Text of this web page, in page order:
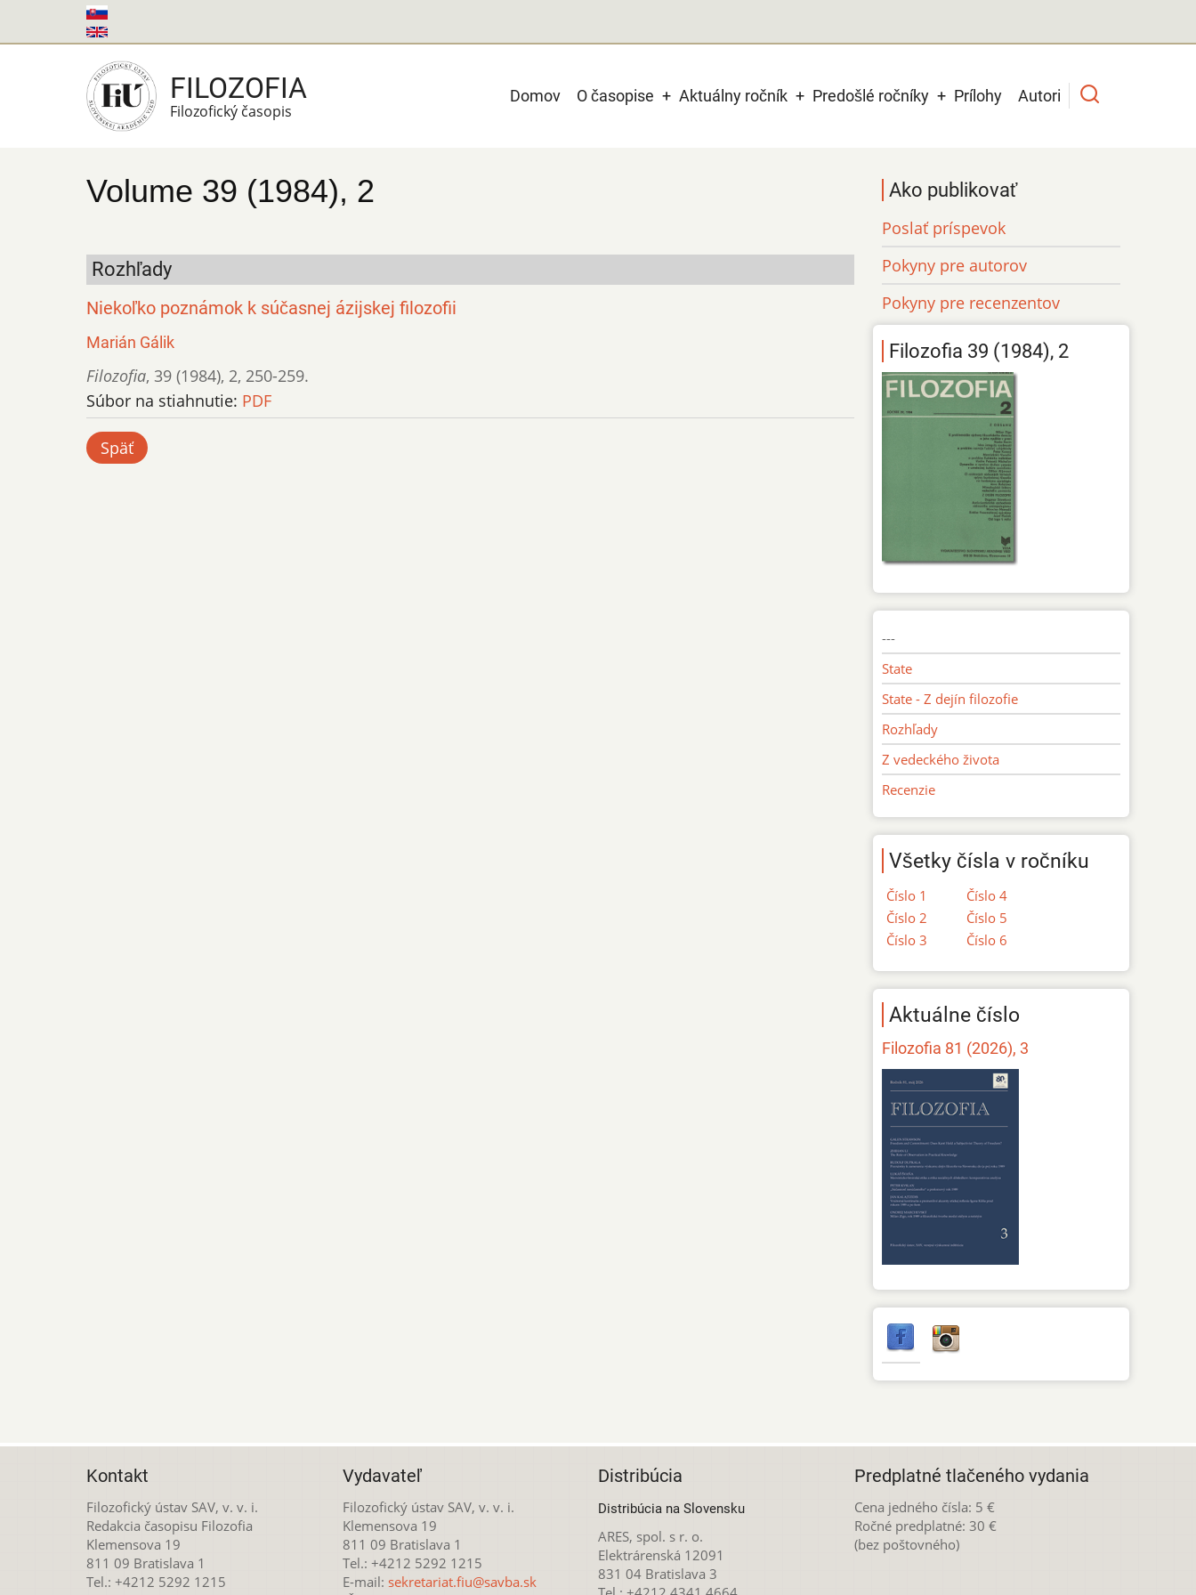
na
FILOZOFIA
Filozofický časopis
Main
Domov O časopise Aktuálny ročník Predošlé ročníky Prílohy Autori
Volume 39 (1984), 2
Rozhľady
Niekoľko poznámok k súčasnej ázijskej filozofii
Marián Gálik
Filozofia, 39 (1984), 2, 250-259.
Súbor na stiahnutie: PDF
Späť
Ako publikovať
Poslať príspevok
Pokyny pre autorov
Pokyny pre recenzentov
Filozofia 39 (1984), 2
---
State
State - Z dejín filozofie
Rozhľady
Z vedeckého života
Recenzie
Všetky čísla v ročníku
Číslo 1
Číslo 2
Číslo 3
Číslo 4
Číslo 5
Číslo 6
Aktuálne číslo
Filozofia 81 (2026), 3
Kontakt
Filozofický ústav SAV, v. v. i.
Redakcia časopisu Filozofia
Klemensova 19
811 09 Bratislava 1
Tel.: +4212 5292 1215
Vydavateľ
Filozofický ústav SAV, v. v. i.
Klemensova 19
811 09 Bratislava 1
Tel.: +4212 5292 1215
E-mail: sekretariat.fiu@savba.sk
Distribúcia
Distribúcia na Slovensku
ARES, spol. s r. o.
Elektrárenská 12091
831 04 Bratislava 3
Predplatné tlačeného vydania
Cena jedného čísla: 5 €
Ročné predplatné: 30 €
(bez poštovného)